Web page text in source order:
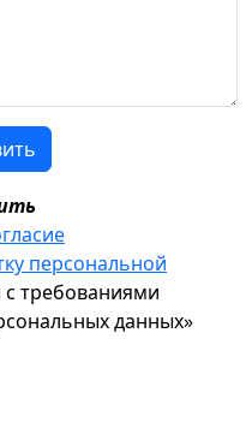
персональной
с требованиями
данных»